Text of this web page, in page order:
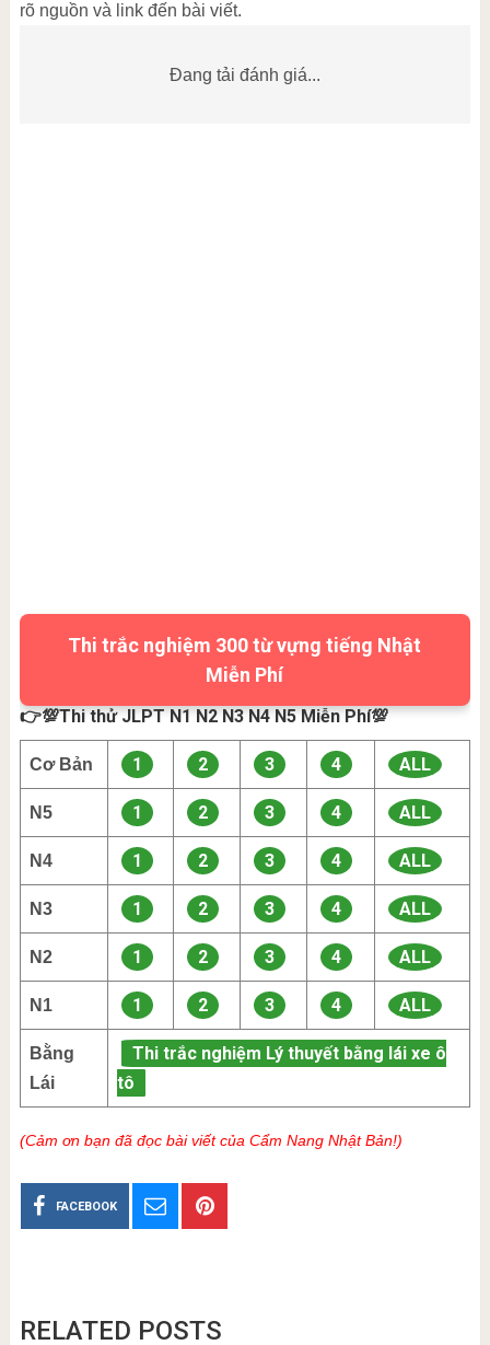
rõ nguồn và link đến bài viết.
Đang tải đánh giá...
Thi trắc nghiệm 300 từ vựng tiếng Nhật
Miễn Phí
👉💯Thi thử JLPT N1 N2 N3 N4 N5 Miễn Phí💯
Cơ Bản 1 2 3 4 ALL
N5 1 2 3 4 ALL
N4 1 2 3 4 ALL
N3 1 2 3 4 ALL
N2 1 2 3 4 ALL
N1 1 2 3 4 ALL
Bằng
Lái
Thi trắc nghiệm Lý thuyết bằng lái xe ô
tô
(Cảm ơn bạn đã đọc bài viết của Cẩm Nang Nhật Bản!)
FACEBOOK
RELATED POSTS